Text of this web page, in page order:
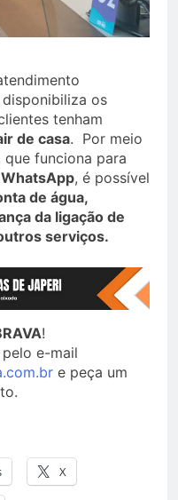
os
tenham
de casa. Por meio
que funciona para
, é possível
de água,
da ligação de
serviços.
!
e-mail
e peça um
X